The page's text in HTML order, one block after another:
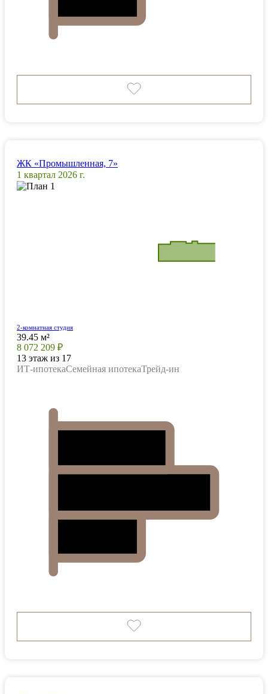
ЖК «Промышленная, 7»
1 квартал 2026 г.
2-комнатная студия
39.45 м²
8 072 209 ₽
13 этаж из 17
ИТ-ипотекаСемейная ипотекаТрейд-ин